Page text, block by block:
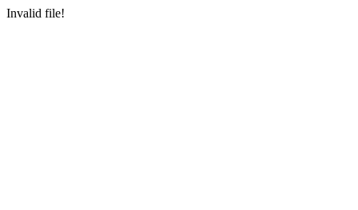
Invalid file!